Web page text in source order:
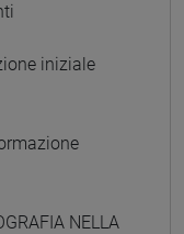
iniziale
NELLA